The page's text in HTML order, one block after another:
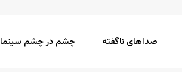
صداهای ناگفته چشم در چشم سینما